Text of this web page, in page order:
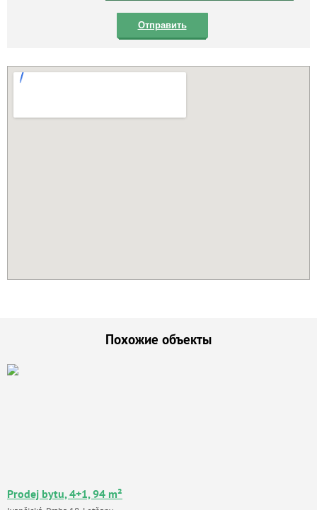
Отправить
Похожие объекты
Prodej bytu, 4+1, 94 m²